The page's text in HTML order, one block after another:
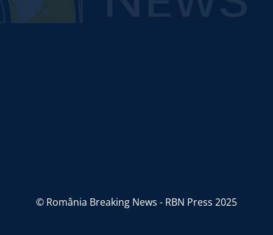
© România Breaking News - RBN Press 2025